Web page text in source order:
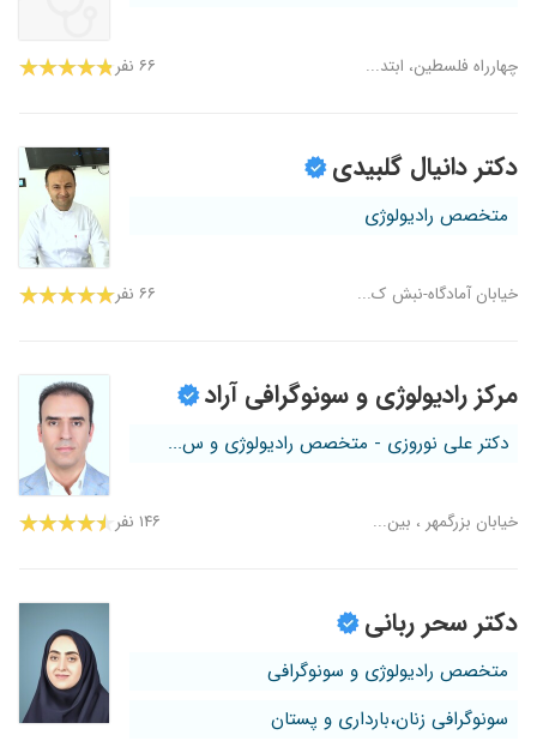
چهارراه فلسطین، ابتد... ۶۶ نفر
دکتر دانیال گلبیدی
متخصص رادیولوژی
خیابان آمادگاه-نبش ک... ۶۶ نفر
مرکز رادیولوژی و سونوگرافی آراد
دکتر علی نوروزی - متخصص رادیولوژی و س...
خیابان بزرگمهر ، بین... ۱۴۶ نفر
دکتر سحر ربانی
متخصص رادیولوژی و سونوگرافی
سونوگرافی زنان،بارداری و پستان